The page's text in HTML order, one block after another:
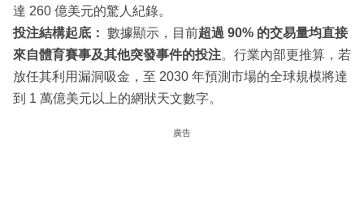
達 260 億美元的驚人紀錄。
投注結構起底： 數據顯示，目前超過 90% 的交易量均直接
來自體育賽事及其他突發事件的投注。行業內部更推算，若
放任其利用漏洞吸金，至 2030 年預測市場的全球規模將達
到 1 萬億美元以上的網狀天文數字。
廣告